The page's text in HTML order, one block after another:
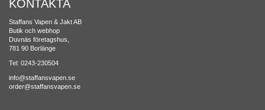
KONTAKTA
Staffans Vapen & Jakt AB
Butik och webhop
Duvnäs företagshus,
781 90 Borlänge
Tel: 0243-230504
info@staffansvapen.se
order@staffansvapen.se